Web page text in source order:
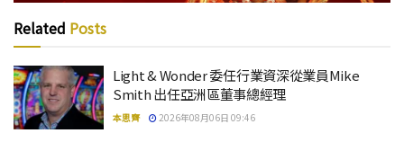
Related Posts
Light & Wonder 委任行業資深從業員Mike
Smith 出任亞洲區董事總經理
本思齊 2026年08月06日 09:46